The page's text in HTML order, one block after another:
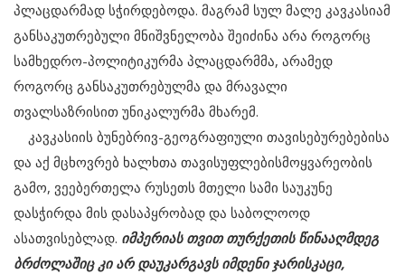
პლაცდარმად სჭირდებოდა. მაგრამ სულ მალე კავკასიამ
განსაკუთრებული მნიშვნელობა შეიძინა არა როგორც
სამხედრო-პოლიტიკურმა პლაცდარმმა, არამედ
როგორც განსაკუთრებულმა და მრავალი
თვალსაზრისით უნიკალურმა მხარემ.
კავკასიის ბუნებრივ-გეოგრაფიული თავისებურებებისა
და აქ მცხოვრებ ხალხთა თავისუფლებისმოყვარეობის
გამო, ვეებერთელა რუსეთს მთელი სამი საუკუნე
დასჭირდა მის დასაპყრობად და საბოლოოდ
ასათვისებლად. იმპერიას თვით თურქეთის წინააღმდეგ
ბრძოლაშიც კი არ დაუკარგავს იმდენი ჯარისკაცი,